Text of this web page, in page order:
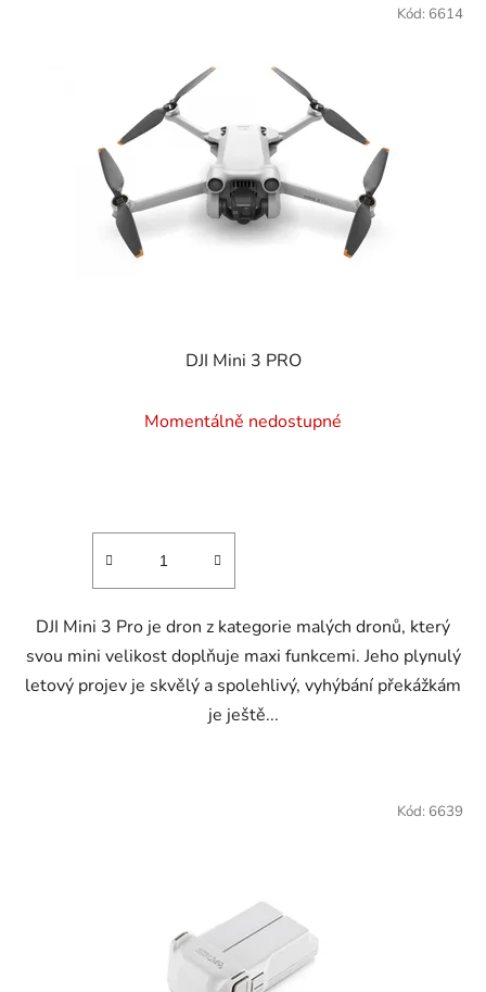
DJI Mini 3 PRO
hodnocení
Momentálně nedostupné
DJI Mini 3 Pro je dron z kategorie malých dronů, který
svou mini velikost doplňuje maxi funkcemi. Jeho plynulý
letový projev je skvělý a spolehlivý, vyhýbání překážkám
je ještě...
Kód: 6614
Kód: 6639